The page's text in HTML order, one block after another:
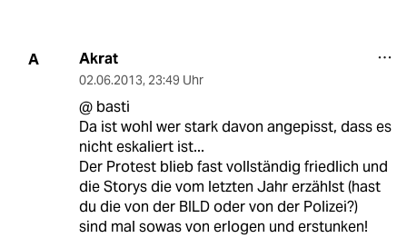
A Akrat
02.06.2013, 23:49 Uhr
@ basti
Da ist wohl wer stark davon angepisst, dass es
nicht eskaliert ist...
Der Protest blieb fast vollständig friedlich und
die Storys die vom letzten Jahr erzählst (hast
du die von der BILD oder von der Polizei?)
sind mal sowas von erlogen und erstunken!